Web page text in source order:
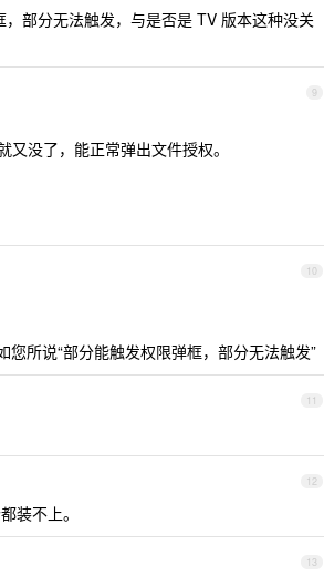
部分无法触发，与是否是 TV 版本这种没关
9
没了，能正常弹出文件授权。
10
所说“部分能触发权限弹框，部分无法触发”
11
12
装不上。
13